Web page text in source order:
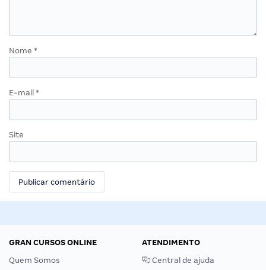
Nome *
E-mail *
Site
GRAN CURSOS ONLINE
Quem Somos
ATENDIMENTO
Central de ajuda